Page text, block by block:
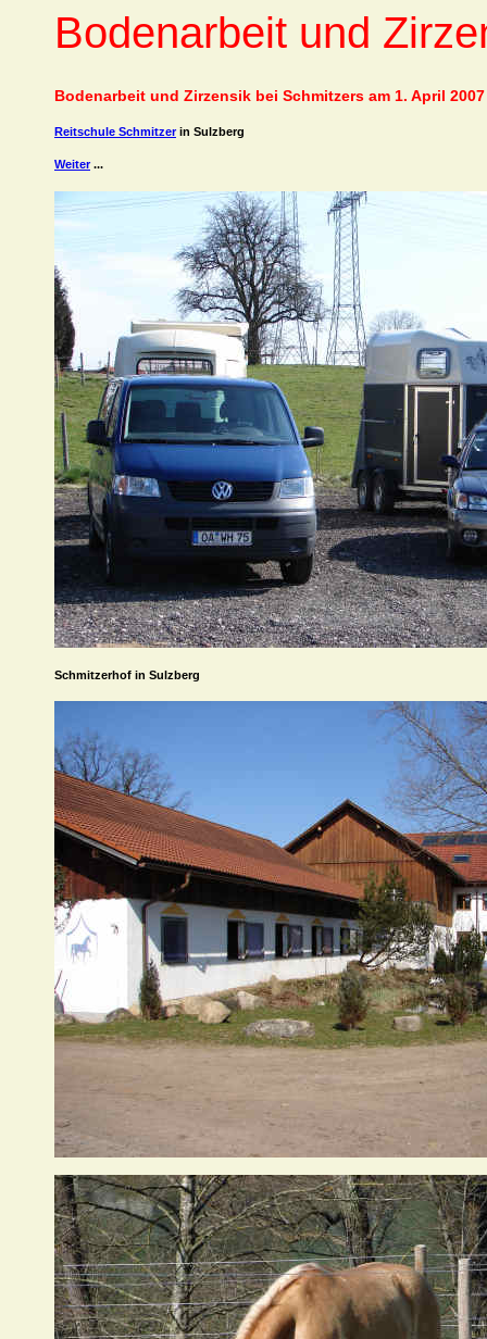
Bodenarbeit und
Bodenarbeit und Zirzensik bei Schmitzers am 1. April 2007
Reitschule Schmitzerin Sulzberg
Weiter...
Schmitzerhof in Sulzberg